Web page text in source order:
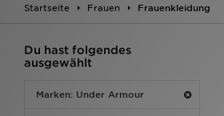
Startseite Frauen Frauenkleidung
Du hast folgendes
ausgewählt
Marken: Under Armour